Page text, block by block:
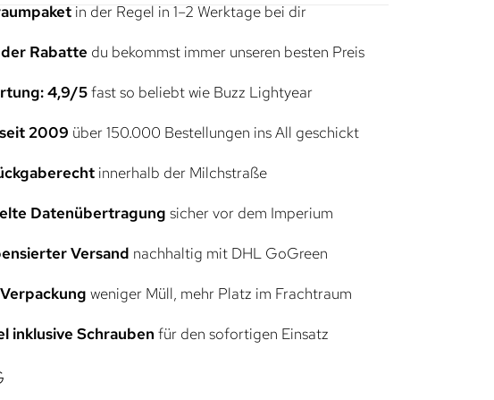
in der Regel in 1–2 Werktage bei dir
Rabatte du bekommst immer unseren besten Preis
4,9/5fast so beliebt wie Buzz Lightyear
2009 über 150.000 Bestellungen ins All geschickt
innerhalb der Milchstraße
Datenübertragung sicher vor dem Imperium
Versand nachhaltig mit DHL GoGreen
weniger Müll, mehr Platz im Frachtraum
inklusive Schrauben für den sofortigen Einsatz